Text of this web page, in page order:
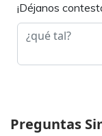
¡Déjanos
Preguntas